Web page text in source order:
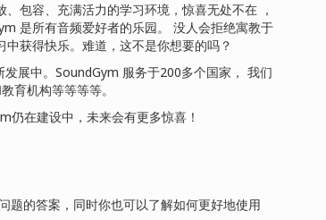
包容、充满活力的学习环境，惊喜无处不在 ，
是所有音频爱好者的乐园。 没人会拒绝寓教于
获得快乐。难道，这不是你想要的吗？
展中。SoundGym 服务于200多个国家， 我们
育机构等等等等。
仍在建设中，未来会有更多惊喜！
题的答案，同时你也可以了解如何更好地使用